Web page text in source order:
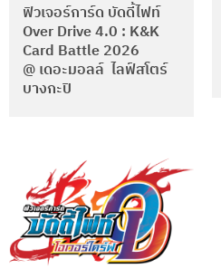
ฟิวเจอร์การ์ด บัดดี้ไฟท์
Over Drive 4.0 : K&K
Card Battle 2026
@ เดอะมอลล์ ไลฟ์สโตร์
บางกะปิ